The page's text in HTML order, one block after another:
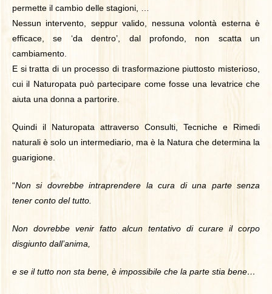
permette il cambio delle stagioni, …
Nessun intervento, seppur valido, nessuna volontà esterna è
efficace, se ‘da dentro’, dal profondo, non scatta un
cambiamento.
E si tratta di un processo di trasformazione piuttosto misterioso,
cui il Naturopata può partecipare come fosse una levatrice che
aiuta una donna a partorire.
Quindi il Naturopata attraverso Consulti, Tecniche e Rimedi
naturali è solo un intermediario, ma è la Natura che determina la
guarigione.
“Non si dovrebbe intraprendere la cura di una parte senza
tener conto del tutto.
Non dovrebbe venir fatto alcun tentativo di curare il corpo
disgiunto dall’anima,
e se il tutto non sta bene, è impossibile che la parte stia bene…